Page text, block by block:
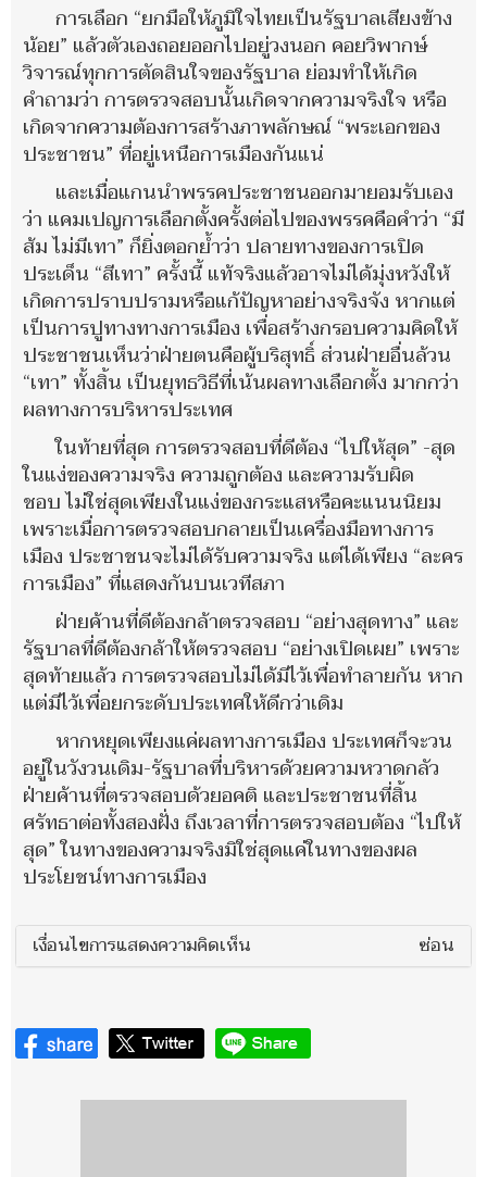
การเลือก “ยกมือให้ภูมิใจไทยเป็นรัฐบาลเสียงข้าง
น้อย” แล้วตัวเองถอยออกไปอยู่วงนอก คอยวิพากษ์
วิจารณ์ทุกการตัดสินใจของรัฐบาล ย่อมทำให้เกิด
คำถามว่า การตรวจสอบนั้นเกิดจากความจริงใจ หรือ
เกิดจากความต้องการสร้างภาพลักษณ์ “พระเอกของ
ประชาชน” ที่อยู่เหนือการเมืองกันแน่
และเมื่อแกนนำพรรคประชาชนออกมายอมรับเอง
ว่า แคมเปญการเลือกตั้งครั้งต่อไปของพรรคคือคำว่า “มี
ส้ม ไม่มีเทา” ก็ยิ่งตอกย้ำว่า ปลายทางของการเปิด
ประเด็น “สีเทา” ครั้งนี้ แท้จริงแล้วอาจไม่ได้มุ่งหวังให้
เกิดการปราบปรามหรือแก้ปัญหาอย่างจริงจัง หากแต่
เป็นการปูทางทางการเมือง เพื่อสร้างกรอบความคิดให้
ประชาชนเห็นว่าฝ่ายตนคือผู้บริสุทธิ์ ส่วนฝ่ายอื่นล้วน
“เทา” ทั้งสิ้น เป็นยุทธวิธีที่เน้นผลทางเลือกตั้ง มากกว่า
ผลทางการบริหารประเทศ
ในท้ายที่สุด การตรวจสอบที่ดีต้อง “ไปให้สุด” -สุด
ในแง่ของความจริง ความถูกต้อง และความรับผิด
ชอบ ไม่ใช่สุดเพียงในแง่ของกระแสหรือคะแนนนิยม
เพราะเมื่อการตรวจสอบกลายเป็นเครื่องมือทางการ
เมือง ประชาชนจะไม่ได้รับความจริง แต่ได้เพียง “ละคร
การเมือง” ที่แสดงกันบนเวทีสภา
ฝ่ายค้านที่ดีต้องกล้าตรวจสอบ “อย่างสุดทาง” และ
รัฐบาลที่ดีต้องกล้าให้ตรวจสอบ “อย่างเปิดเผย” เพราะ
สุดท้ายแล้ว การตรวจสอบไม่ได้มีไว้เพื่อทำลายกัน หาก
แต่มีไว้เพื่อยกระดับประเทศให้ดีกว่าเดิม
หากหยุดเพียงแค่ผลทางการเมือง ประเทศก็จะวน
อยู่ในวังวนเดิม-รัฐบาลที่บริหารด้วยความหวาดกลัว
ฝ่ายค้านที่ตรวจสอบด้วยอคติ และประชาชนที่สิ้น
ศรัทธาต่อทั้งสองฝั่ง ถึงเวลาที่การตรวจสอบต้อง “ไปให้
สุด” ในทางของความจริงมิใช่สุดแค่ในทางของผล
ประโยชน์ทางการเมือง
เงื่อนไขการแสดงความคิดเห็น ซ่อน